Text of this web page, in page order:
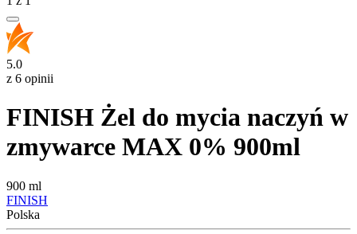
5.0
z 6 opinii
FINISH Żel do mycia naczyń w
zmywarce MAX 0% 900ml
900 ml
FINISH
Polska